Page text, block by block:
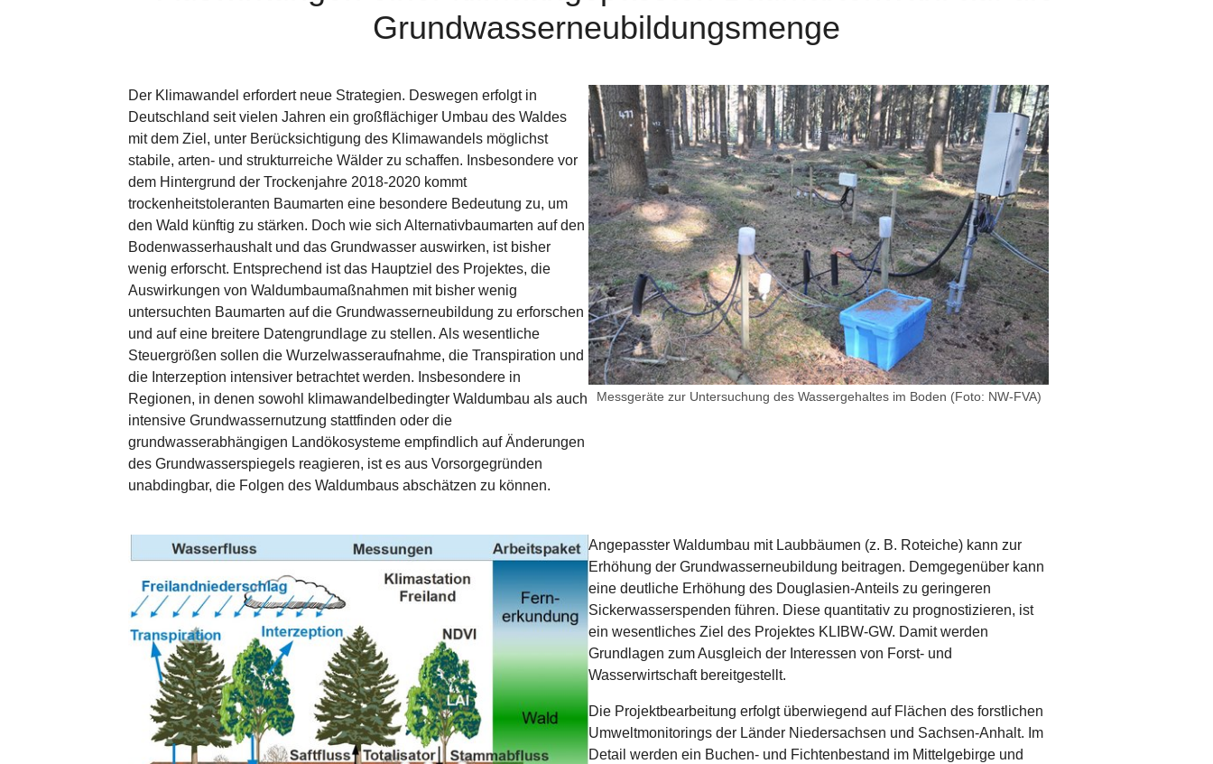
Grundwasserneubildungsmenge
Show larger version for:
Messgeräte zur Untersuchung des Wassergehaltes im Boden (Foto: NW-FVA)
Der Klimawandel erfordert neue Strategien. Deswegen erfolgt in
Deutschland seit vielen Jahren ein großflächiger Umbau des Waldes
mit dem Ziel, unter Berücksichtigung des Klimawandels möglichst
stabile, arten- und strukturreiche Wälder zu schaffen. Insbesondere vor
dem Hintergrund der Trockenjahre 2018-2020 kommt
trockenheitstoleranten Baumarten eine besondere Bedeutung zu, um
den Wald künftig zu stärken. Doch wie sich Alternativbaumarten auf den
Bodenwasserhaushalt und das Grundwasser auswirken, ist bisher
wenig erforscht. Entsprechend ist das Hauptziel des Projektes, die
Auswirkungen von Waldumbaumaßnahmen mit bisher wenig
untersuchten Baumarten auf die Grundwasserneubildung zu erforschen
und auf eine breitere Datengrundlage zu stellen. Als wesentliche
Steuergrößen sollen die Wurzelwasseraufnahme, die Transpiration und
die Interzeption intensiver betrachtet werden. Insbesondere in
Regionen, in denen sowohl klimawandelbedingter Waldumbau als auch
intensive Grundwassernutzung stattfinden oder die
grundwasserabhängigen Landökosysteme empfindlich auf Änderungen
des Grundwasserspiegels reagieren, ist es aus Vorsorgegründen
unabdingbar, die Folgen des Waldumbaus abschätzen zu können.
Show larger version for:
Angepasster Waldumbau mit Laubbäumen (z. B. Roteiche) kann zur
Erhöhung der Grundwasserneubildung beitragen. Demgegenüber kann
eine deutliche Erhöhung des Douglasien-Anteils zu geringeren
Sickerwasserspenden führen. Diese quantitativ zu prognostizieren, ist
ein wesentliches Ziel des Projektes KLIBW-GW. Damit werden
Grundlagen zum Ausgleich der Interessen von Forst- und
Wasserwirtschaft bereitgestellt.
Die Projektbearbeitung erfolgt überwiegend auf Flächen des forstlichen
Umweltmonitorings der Länder Niedersachsen und Sachsen-Anhalt. Im
Detail werden ein Buchen- und Fichtenbestand im Mittelgebirge und